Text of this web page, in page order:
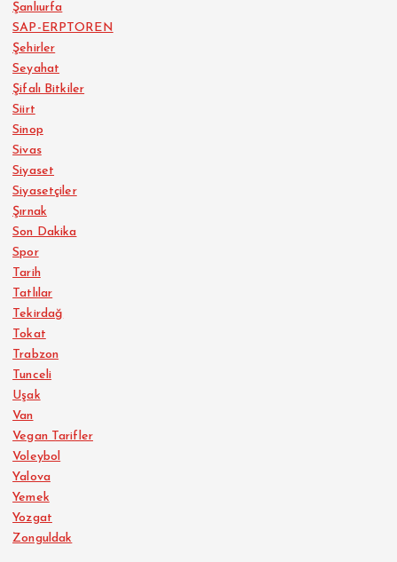
Şanlıurfa
SAP-ERPTOREN
Şehirler
Seyahat
Şifalı Bitkiler
Siirt
Sinop
Sivas
Siyaset
Siyasetçiler
Şırnak
Son Dakika
Spor
Tarih
Tatlılar
Tekirdağ
Tokat
Trabzon
Tunceli
Uşak
Van
Vegan Tarifler
Voleybol
Yalova
Yemek
Yozgat
Zonguldak